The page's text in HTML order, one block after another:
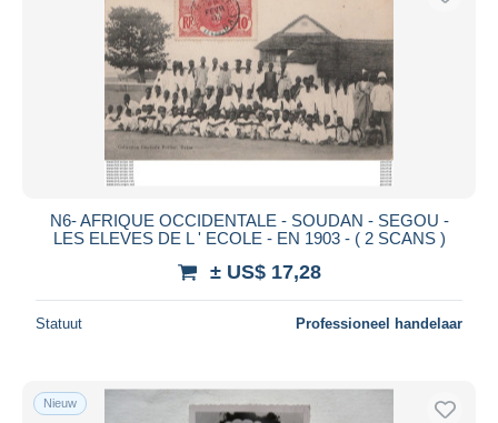
N6- AFRIQUE OCCIDENTALE - SOUDAN - SEGOU -
LES ELEVES DE L ' ECOLE - EN 1903 - ( 2 SCANS )
± US$ 17,28
Statuut Professioneel handelaar
Nieuw